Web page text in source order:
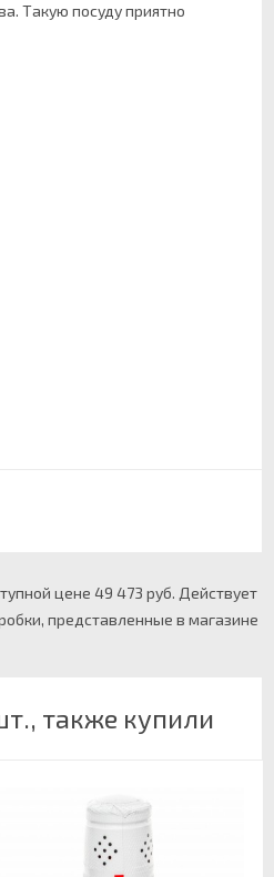
Такую посуду приятно
цене 49 473 руб. Действует
представленные в магазине
также купили